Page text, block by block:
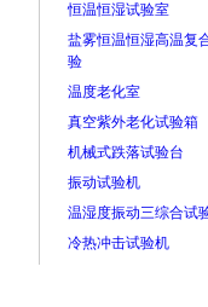
恒温恒湿试验室
盐雾恒温恒湿高温复
验
温度老化室
真空紫外老化试验箱
机械式跌落试验台
振动试验机
温湿度振动三综合试
冷热冲击试验机